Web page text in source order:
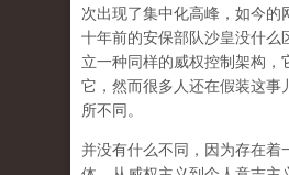
次出现了集中化高峰， 如今的
十年前的安保部队沙皇没什么
立一种同样的威权控制架构，
它，然而很多人还在假装这事
所不同。
并没有什么不同，因为存在着